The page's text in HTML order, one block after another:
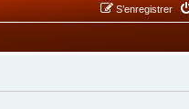
S’enregistrer